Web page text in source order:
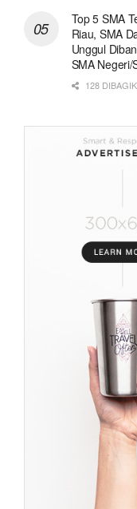
Top 5 SMA
Riau, SMA
Unggul
SMA Negeri/
128